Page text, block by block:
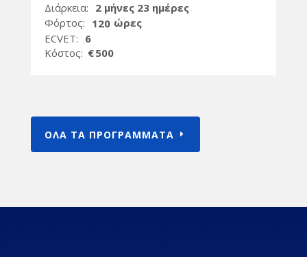
Διάρκεια: 2 μήνες 23 ημέρες
Φόρτος: 120 ώρες
ECVET: 6
Kόστος: €500
ΟΛΑ ΤΑ ΠΡΟΓΡΑΜΜΑΤΑ